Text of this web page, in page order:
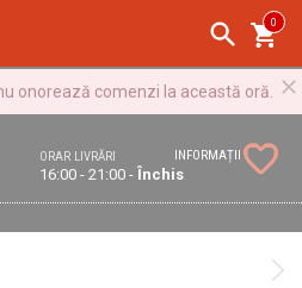
0
onorează comenzi la această oră.
INFORMAȚII
ORAR LIVRĂRI
16:00 - 21:00 - Închis